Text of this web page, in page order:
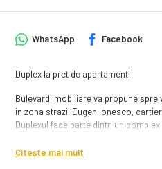
WhatsApp Facebook
Duplex la pret de apartament!
Bulevard imobiliare va propune spre
in zona strazii Eugen Ionesco,
Duplexul face parte dintr-un
construit în 2014, este o veritabilă
Citește mai mult